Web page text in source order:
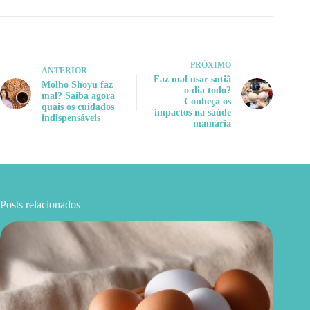
ANTERIOR
Molho Shoyu faz
mal? Saiba agora
quais os cuidados
indispensáveis
PRÓXIMO
Faz mal usar sutiã
o dia todo?
Conheça os
impactos na saúde
mamária
Posts relacionados